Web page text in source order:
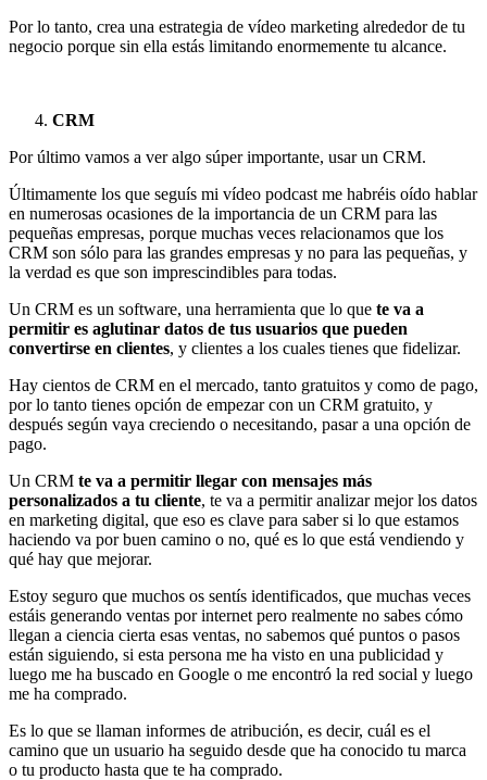
Por lo tanto, crea una estrategia de vídeo marketing alrededor de tu
negocio porque sin ella estás limitando enormemente tu alcance.
CRM
Por último vamos a ver algo súper importante, usar un CRM.
Últimamente los que seguís mi vídeo podcast me habréis oído hablar
en numerosas ocasiones de la importancia de un CRM para las
pequeñas empresas, porque muchas veces relacionamos que los
CRM son sólo para las grandes empresas y no para las pequeñas, y
la verdad es que son imprescindibles para todas.
Un CRM es un software, una herramienta que lo que te va a
permitir es aglutinar datos de tus usuarios que pueden
convertirse en clientes, y clientes a los cuales tienes que fidelizar.
Hay cientos de CRM en el mercado, tanto gratuitos y como de pago,
por lo tanto tienes opción de empezar con un CRM gratuito, y
después según vaya creciendo o necesitando, pasar a una opción de
pago.
Un CRM te va a permitir llegar con mensajes más
personalizados a tu cliente, te va a permitir analizar mejor los datos
en marketing digital, que eso es clave para saber si lo que estamos
haciendo va por buen camino o no, qué es lo que está vendiendo y
qué hay que mejorar.
Estoy seguro que muchos os sentís identificados, que muchas veces
estáis generando ventas por internet pero realmente no sabes cómo
llegan a ciencia cierta esas ventas, no sabemos qué puntos o pasos
están siguiendo, si esta persona me ha visto en una publicidad y
luego me ha buscado en Google o me encontró la red social y luego
me ha comprado.
Es lo que se llaman informes de atribución, es decir, cuál es el
camino que un usuario ha seguido desde que ha conocido tu marca
o tu producto hasta que te ha comprado.